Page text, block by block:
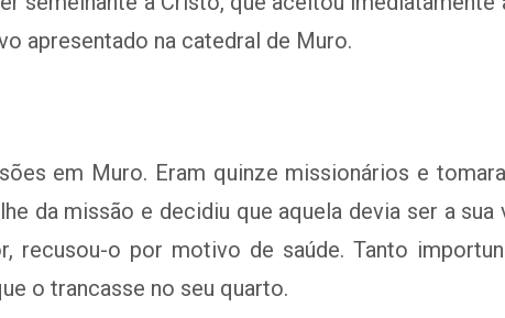
apresentado na catedral de Muro.
em Muro. Eram quinze missionários e
da missão e decidiu que aquela devia ser a
recusou-o por motivo de saúde. Tanto
o trancasse no seu quarto.